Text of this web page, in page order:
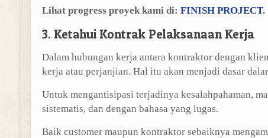
Lihat progress proyek kami di: FINISH PROJECT.
3. Ketahui Kontrak Pelaksanaan Kerja
Dalam hubungan kerja antara kontraktor dengan
kerja atau perjanjian. Hal itu akan menjadi dasar
Untuk mengantisipasi terjadinya kesalahpahaman,
sistematis, dan dengan bahasa yang lugas.
Baik customer maupun kontraktor sebaiknya